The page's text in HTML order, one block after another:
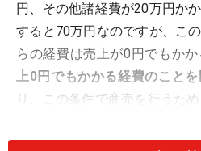
円、その他諸経費が20万円か
すると70万円なのですが、こ
らの経費は売上が0円でもかか
上0円でもかかる経費のこと
り、この条件で商売を行うた
ん。